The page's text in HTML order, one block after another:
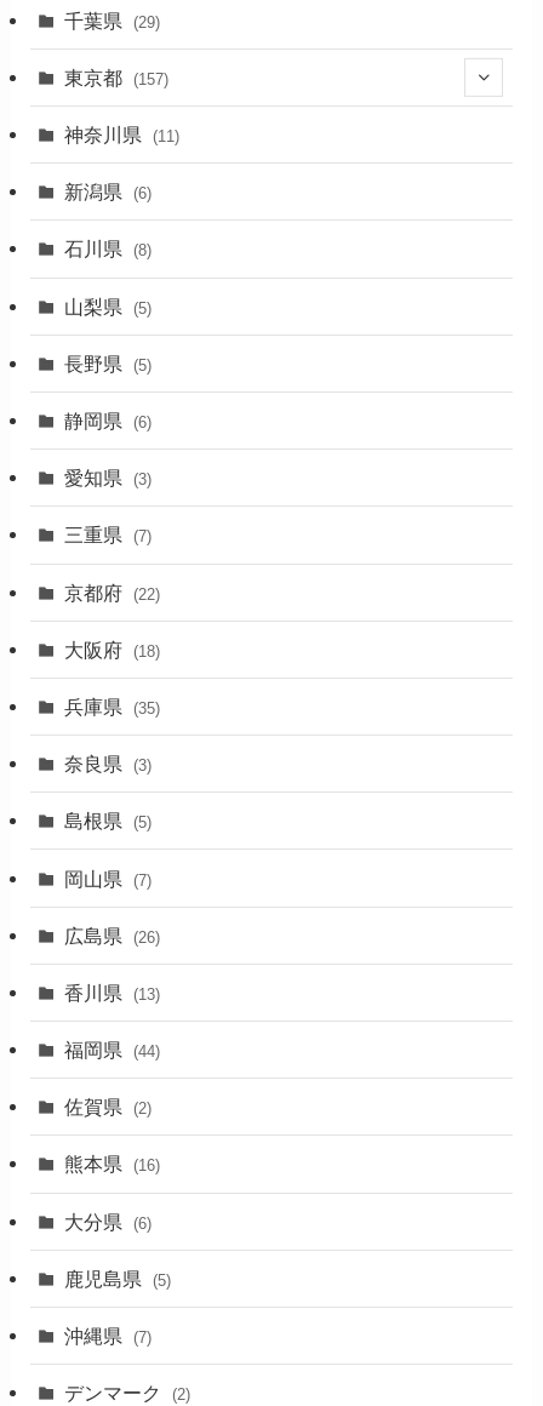
(3)
千葉県 (29)
東京都 (157)
(36)
(11)
(31)
(1)
(5)
(11)
(4)
(4)
(17)
(1)
神奈川県 (11)
新潟県 (6)
石川県 (8)
山梨県 (5)
長野県 (5)
静岡県 (6)
愛知県 (3)
三重県 (7)
京都府 (22)
大阪府 (18)
兵庫県 (35)
奈良県 (3)
島根県 (5)
岡山県 (7)
広島県 (26)
香川県 (13)
福岡県 (44)
佐賀県 (2)
熊本県 (16)
大分県 (6)
鹿児島県 (5)
沖縄県 (7)
デンマーク (2)